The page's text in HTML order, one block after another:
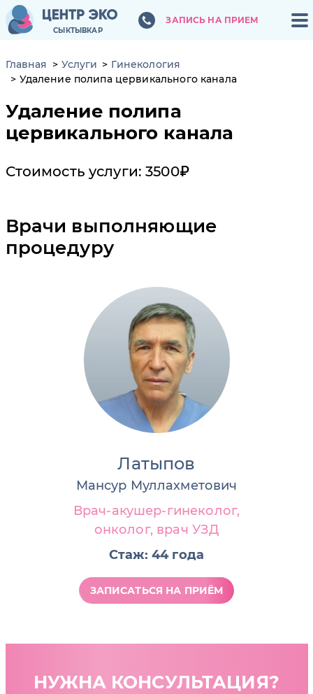
СЫКТЫВКАР
ЗАПИСЬ НА ПРИЕМ
СЫКТЫВКАР
ЗАПИСЬ НА ПРИЕМ
Главная Услуги
Гинекология
Удаление полипа цервикального канала
Удаление полипа
цервикального канала
Стоимость услуги: 3500₽
Врачи выполняющие
процедуру
Латыпов
Мансур Муллахметович
Врач-акушер-гинеколог,
онколог, врач УЗД
Стаж: 44 года
ЗАПИСАТЬСЯ НА ПРИЁМ
НУЖНА КОНСУЛЬТАЦИЯ?